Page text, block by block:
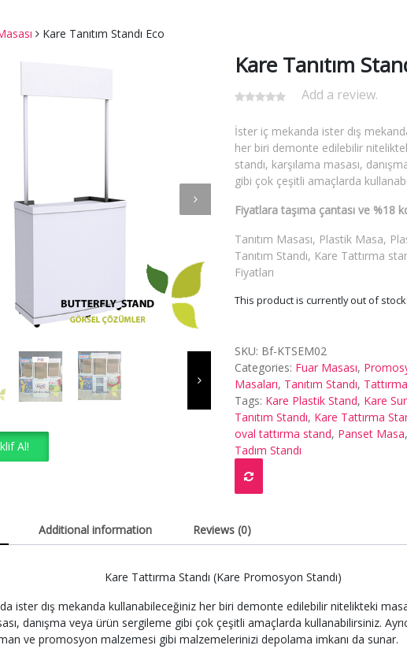
Kare Tanıtım Standı Eco
Kare Tanıtım
Add a review.
İster iç mekanda ister dış
her biri demonte edilebilir
standı, karşılama masası,
gibi çok çeşitli amaçlarda
Fiyatlara taşıma çantası ve %18
Tanıtım Masası, Plastik Masa,
Tanıtım Standı, Kare Tattırma
Fiyatları
This product is currently out of
SKU: Bf-KTSEM02
Categories: Fuar Masası,
Masaları, Tanıtım Standı,
Tags: Kare Plastik Stand, Kare
Tanıtım Standı, Kare Tattırma
oval tattırma stand, Panset Masa
Tadım Standı
Al!
Additional information Reviews (0)
Kare Tattırma Standı (Kare Promosyon Standı)
ister dış mekanda kullanabileceğiniz her biri demonte edilebilir nitelikteki
danışma veya ürün sergileme gibi çok çeşitli amaçlarda kullanabilirsiniz.
ve promosyon malzemesi gibi malzemelerinizi depolama imkanı da sunar.